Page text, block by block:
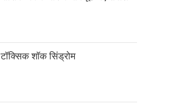
टॉक्सिक शॉक सिंड्रोम